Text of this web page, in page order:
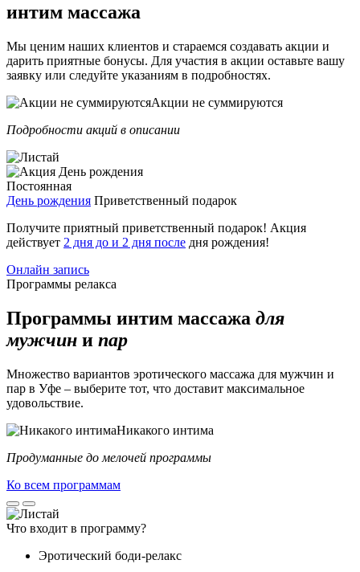
интим массажа
Мы ценим наших клиентов и стараемся создавать акции и
дарить приятные бонусы. Для участия в акции оставьте вашу
заявку или следуйте указаниям в подробностях.
Акции не суммируются
Подробности акций в описании
Постоянная
День рождения Приветственный подарок
Получите приятный приветственный подарок! Акция
действует 2 дня до и 2 дня после дня рождения!
Онлайн запись
Программы релакса
Программы интим массажа для
мужчин и пар
Множество вариантов эротического массажа для мужчин и
пар в Уфе – выберите тот, что доставит максимальное
удовольствие.
Никакого интима
Продуманные до мелочей программы
Ко всем программам
Что входит в программу?
Эротический боди-релакс